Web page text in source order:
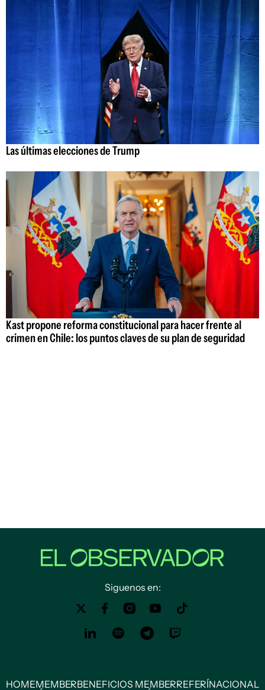
Las últimas elecciones de Trump
Kast propone reforma constitucional para hacer frente al
crimen en Chile: los puntos claves de su plan de seguridad
Siguenos en:
HOMEMEMBERBENEFICIOS MEMBERREFERÍNACIONAL